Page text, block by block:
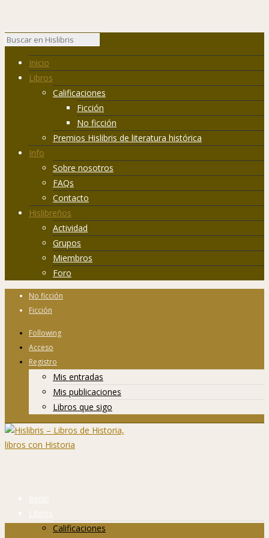
Inicio
Libros
Calificaciones
Ficción
No ficción
Premios Hislibris de literatura histórica
Info
Sobre nosotros
FAQs
Contacto
Hislibreños
Actividad
Grupos
Miembros
Foro
No ficción
Ficción
Following
Acceso
Registro
Mis entradas
Mis publicaciones
Libros que sigo
Inicio
Libros
Calificaciones